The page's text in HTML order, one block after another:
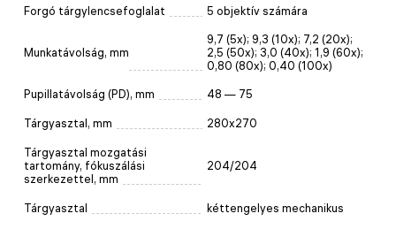
Forgó tárgylencsefoglalat 5 objektív számára
Munkatávolság, mm
9,7 (5x); 9,3 (10x); 7,2 (20x);
2,5 (50x); 3,0 (40x); 1,9 (60x);
0,80 (80x); 0,40 (100x)
Pupillatávolság (PD), mm 48 — 75
Tárgyasztal, mm 280x270
Tárgyasztal mozgatási
tartomány, fókuszálási
szerkezettel, mm
204/204
Tárgyasztal kéttengelyes mechanikus